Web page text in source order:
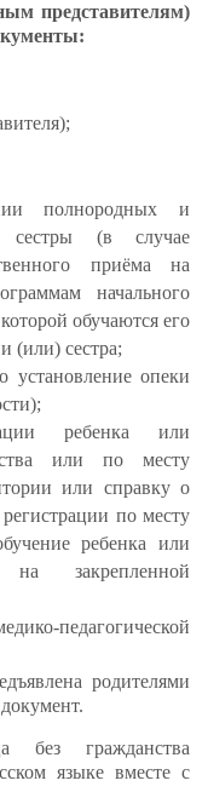
представителям)
полнородных и
(в случае
приёма на
начального
обучаются его
(или) сестра;
установление опеки
ребенка или
или по месту
или справку о
по месту
ребенка или
на закрепленной
педагогической
родителями
без гражданства
языке вместе с